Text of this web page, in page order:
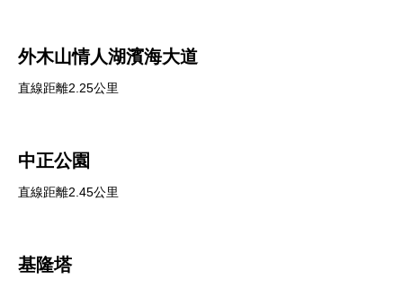
外木山情人湖濱海大道
直線距離2.25公里
中正公園
直線距離2.45公里
基隆塔